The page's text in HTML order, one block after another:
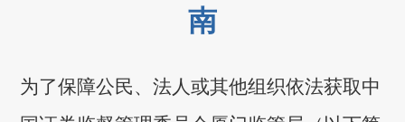
南
为了保障公民、法人或其他组织依法获取中